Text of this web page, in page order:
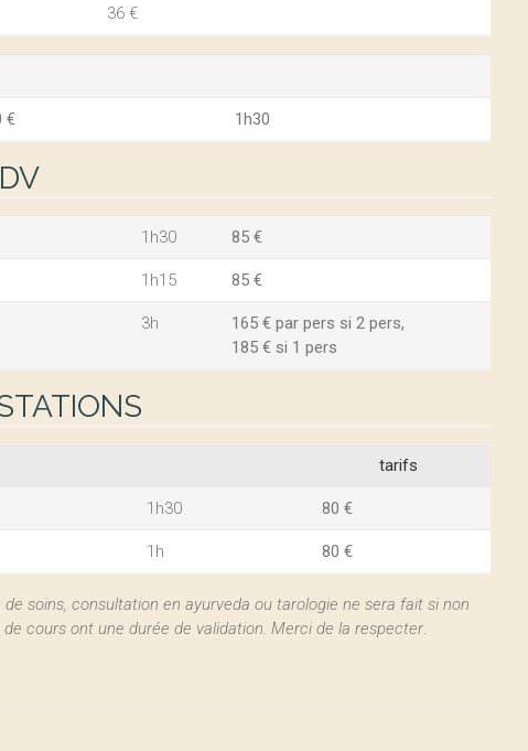
36 €
€ 1h30
1h30 85 €
1h15 85 €
3h
165 € par pers si 2 pers,
185 € si 1 pers
tarifs
1h30 80 €
1h 80 €
soins, consultation en ayurveda ou tarologie ne sera fait si non
cours ont une durée de validation. Merci de la respecter.